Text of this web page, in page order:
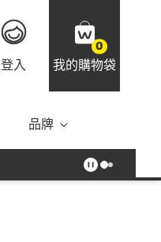
登入
0
我的購物袋
品牌